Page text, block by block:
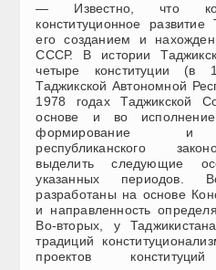
— Известно, что
конституционное
его созданием и
СССР. В истории
четыре конституции (в
Таджикской Автономной
1978 годах Таджикской
основе и во исполнение
формирование и
республиканского
выделить следующие
указанных периодов.
разработаны на основе
и направленность
Во-вторых, у
традиций
проектов